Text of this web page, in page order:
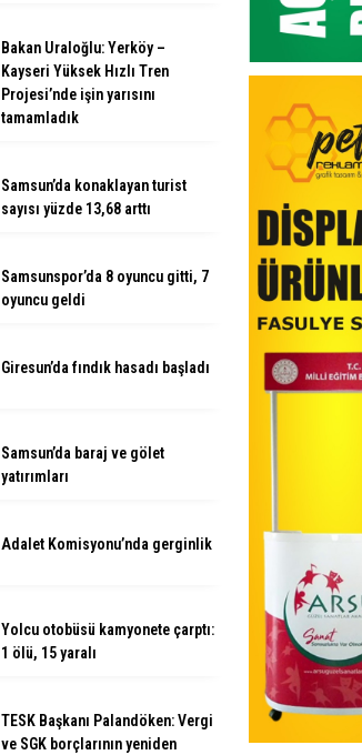
Bakan Uraloğlu: Yerköy –
Kayseri Yüksek Hızlı Tren
Projesi’nde işin yarısını
tamamladık
Samsun’da konaklayan turist
sayısı yüzde 13,68 arttı
Samsunspor’da 8 oyuncu gitti, 7
oyuncu geldi
Giresun’da fındık hasadı başladı
Samsun’da baraj ve gölet
yatırımları
Adalet Komisyonu’nda gerginlik
Yolcu otobüsü kamyonete çarptı:
1 ölü, 15 yaralı
TESK Başkanı Palandöken: Vergi
ve SGK borçlarının yeniden